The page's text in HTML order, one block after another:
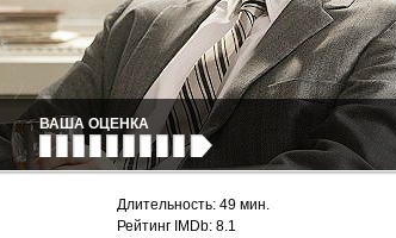
ВАША ОЦЕНКА
Длительность: 49 мин.
Рейтинг IMDb: 8.1